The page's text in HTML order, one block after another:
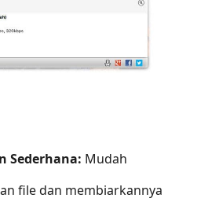
Sederhana: Mudah
file dan membiarkannya